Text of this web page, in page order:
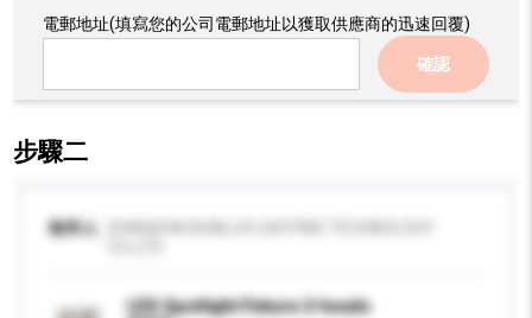
電郵地址(填寫您的公司電郵地址以獲取供應商的迅速回覆)
確認
步驟二
收件人
LED Spotlight Fixture 2-heads